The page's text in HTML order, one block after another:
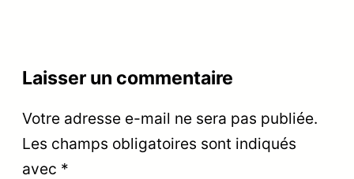
Laisser un commentaire
Votre adresse e-mail ne sera pas publiée.
Les champs obligatoires sont indiqués
avec *